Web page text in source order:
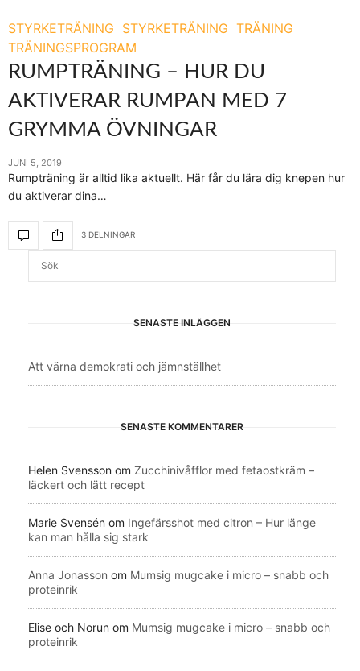
STYRKETRÄNING STYRKETRÄNING TRÄNING
TRÄNINGSPROGRAM
RUMPTRÄNING – HUR DU
AKTIVERAR RUMPAN MED 7
GRYMMA ÖVNINGAR
JUNI 5, 2019
Rumpträning är alltid lika aktuellt. Här får du lära dig knepen hur
du aktiverar dina…
3 DELNINGAR
SENASTE INLÄGGEN
Att värna demokrati och jämnställhet
SENASTE KOMMENTARER
Helen Svensson om Zucchinivåfflor med fetaostkräm –
läckert och lätt recept
Marie Svensén om Ingefärsshot med citron – Hur länge
kan man hålla sig stark
Anna Jonasson om Mumsig mugcake i micro – snabb och
proteinrik
Elise och Norun om Mumsig mugcake i micro – snabb och
proteinrik